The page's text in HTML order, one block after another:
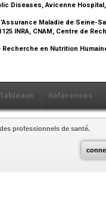
Diseases, Avicenne Hospital,
Maladie de Seine-
INRA, CNAM, Centre de
en Nutrition
Tableaux Références
professionnels de santé.